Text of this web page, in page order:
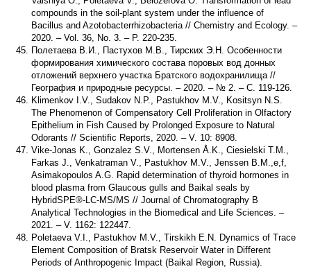
compounds in the soil-plant system under the influence of
Bacillus and Azotobacterrhizobacteria // Chemistry and Ecology. –
2020. – Vol. 36, No. 3. – P. 220-235.
Полетаева В.И., Пастухов М.В., Тирских Э.Н. Особенности
формирования химического состава поровых вод донных
отложений верхнего участка Братского водохранилища //
География и природные ресурсы. – 2020. – № 2. – С. 119-126.
Klimenkov I.V., Sudakov N.P., Pastukhov M.V., Kositsyn N.S.
The Phenomenon of Compensatory Cell Proliferation in Olfactory
Epithelium in Fish Caused by Prolonged Exposure to Natural
Odorants // Scientific Reports, 2020. – V. 10: 8908.
Vike-Jonas K., Gonzalez S.V., Mortensen Å.K., Ciesielski T.M.,
Farkas J., Venkatraman V., Pastukhov M.V., Jenssen B.M.,e,f,
Asimakopoulos A.G. Rapid determination of thyroid hormones in
blood plasma from Glaucous gulls and Baikal seals by
HybridSPE®-LC-MS/MS // Journal of Chromatography B
Analytical Technologies in the Biomedical and Life Sciences. –
2021. – V. 1162: 122447.
Poletaeva V.I., Pastukhov M.V., Tirskikh E.N. Dynamics of Trace
Element Composition of Bratsk Reservoir Water in Different
Periods of Anthropogenic Impact (Baikal Region, Russia).